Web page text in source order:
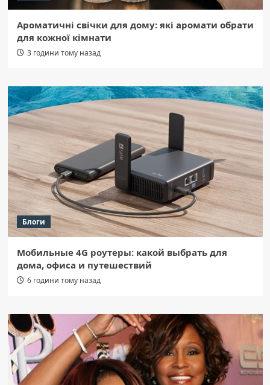
Ароматичні свічки для дому: які аромати обрати
для кожної кімнати
3 години тому назад
Блоги
Мобильные 4G роутеры: какой выбрать для
дома, офиса и путешествий
6 години тому назад